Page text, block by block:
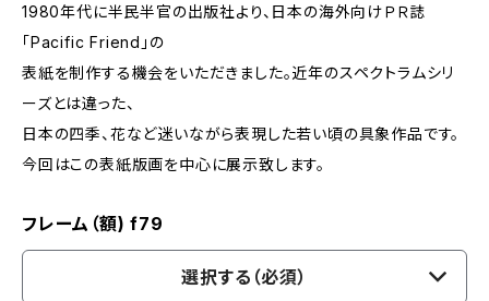
1980年代に半民半官の出版社より、日本の海外向けＰＲ誌
「Pacific Friend」の
表紙を制作する機会をいただきました。近年のスペクトラムシリ
ーズとは違った、
日本の四季、花など迷いながら表現した若い頃の具象作品です。
今回はこの表紙版画を中心に展示致します。
フレーム（額) f79
選択する（必須）